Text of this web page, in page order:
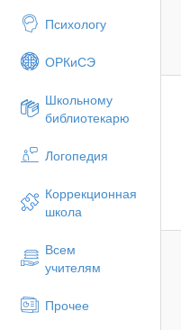
Психологу
ОРКиСЭ
Школьному
библиотекарю
Логопедия
Коррекционная
школа
Всем
учителям
Прочее